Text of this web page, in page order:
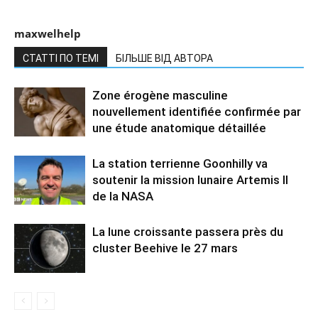
maxwelhelp
СТАТТІ ПО ТЕМІ БІЛЬШЕ ВІД АВТОРА
Zone érogène masculine
nouvellement identifiée confirmée par
une étude anatomique détaillée
La station terrienne Goonhilly va
soutenir la mission lunaire Artemis II
de la NASA
La lune croissante passera près du
cluster Beehive le 27 mars